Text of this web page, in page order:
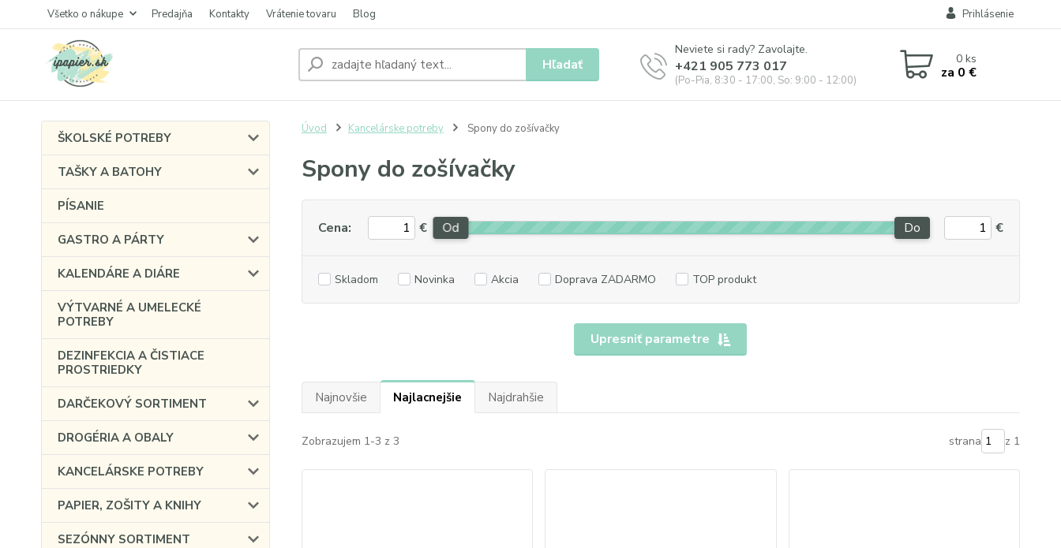
Všetko o nákupe Predajňa Kontakty Vrátenie tovaru Blog Prihlásenie
Hľadať
Neviete si rady? Zavolajte.
+421 905 773 017
(Po-Pia, 8:30 - 17:00, So: 9:00 - 12:00)
0ks
za 0 €
ŠKOLSKÉ POTREBY
TAŠKY A BATOHY
PÍSANIE
GASTRO A PÁRTY
KALENDÁRE A DIÁRE
VÝTVARNÉ A UMELECKÉ
POTREBY
DEZINFEKCIA A ČISTIACE
PROSTRIEDKY
DARČEKOVÝ SORTIMENT
DROGÉRIA A OBALY
KANCELÁRSKE POTREBY
PAPIER, ZOŠITY A KNIHY
SEZÓNNY SORTIMENT
Úvod Kancelárske potreby Spony do zošívačky
Spony do zošívačky
Upresniť parametre
Cena: € Od Do €
Skladom Novinka Akcia Doprava ZADARMO TOP produkt
Najnovšie Najlacnejšie Najdrahšie
Zobrazujem 1-3 z 3 strana z 1